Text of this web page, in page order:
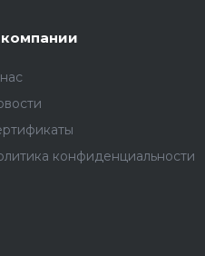
конфиденциальности